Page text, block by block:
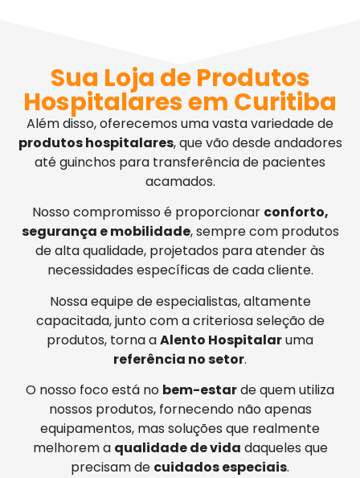
Sua Loja de Produtos
Hospitalares em Curitiba
Além disso, oferecemos uma vasta variedade de
produtos hospitalares, que vão desde andadores
até guinchos para transferência de pacientes
acamados.
Nosso compromisso é proporcionar conforto,
segurança e mobilidade, sempre com produtos
de alta qualidade, projetados para atender às
necessidades específicas de cada cliente.
Nossa equipe de especialistas, altamente
capacitada, junto com a criteriosa seleção de
produtos, torna aAlento Hospitalaruma
referência no setor.
O nosso foco está no bem-estarde quem utiliza
nossos produtos, fornecendo não apenas
equipamentos, mas soluções que realmente
melhorem a qualidade de vida daqueles que
precisam de cuidados especiais.